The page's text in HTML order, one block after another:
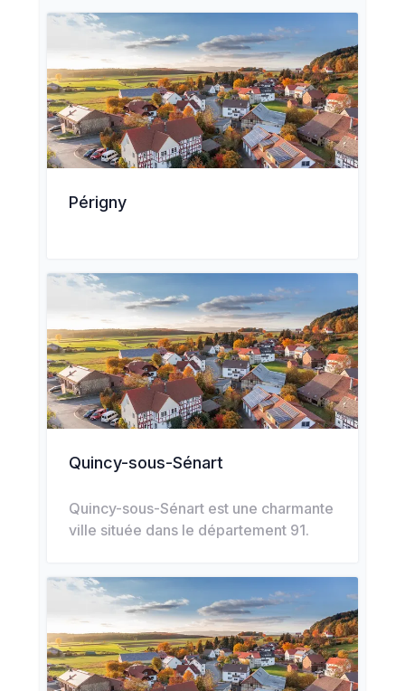
Périgny
Quincy-sous-Sénart
Quincy-sous-Sénart est une charmante
ville située dans le département 91.